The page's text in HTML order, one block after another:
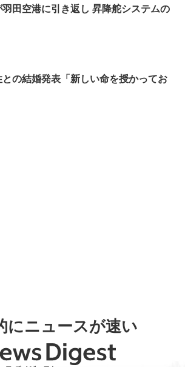
田空港に引き返し 昇降舵システムの
の結婚発表「新しい命を授かってお
にニュースが速い